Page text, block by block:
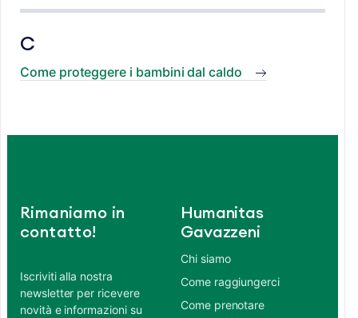
C
Come proteggere i bambini dal caldo
Rimaniamo in
contatto!
Iscriviti alla nostra
newsletter per ricevere
novità e informazioni su
Humanitas
Gavazzeni
Chi siamo
Come raggiungerci
Come prenotare